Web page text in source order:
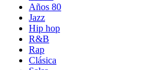
Años 80
Jazz
Hip hop
R&B
Rap
Clásica